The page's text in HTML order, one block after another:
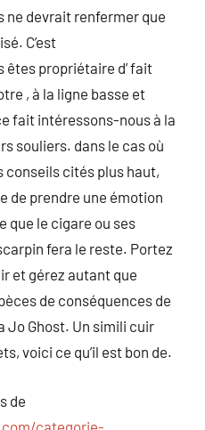
ne devrait renfermer que
C’est
êtes propriétaire d’ fait
, à la ligne basse et
fait intéressons-nous à la
souliers. dans le cas où
conseils cités plus haut,
de prendre une émotion
que le cigare ou ses
fera le reste. Portez
et gérez autant que
de conséquences de
Jo Ghost. Un simili cuir
voici ce qu’il est bon de.
de
categorie-